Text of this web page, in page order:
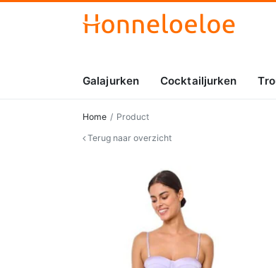
Galajurken Cocktailjurken
Home
Product
Terug naar overzicht